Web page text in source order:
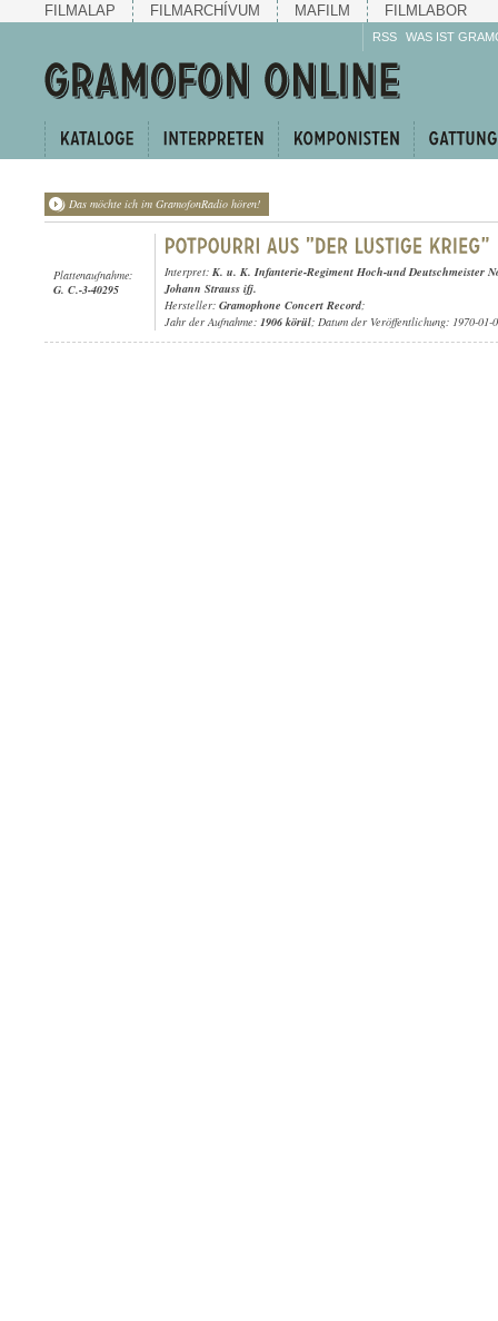
FILMALAP FILMARCHÍVUM MAFILM FILMLABOR
RSS WAS IST
Das möchte ich im GramofonRadio hören!
Plattenaufnahme:
G. C.-3-40295
Interpret: K. u. K. Infanterie-Regiment Hoch-und Deutschmeister
Johann Strauss ifj.
Hersteller: Gramophone Concert Record;
Jahr der Aufnahme: 1906 körül; Datum der Veröffentlichung: 1970-01-